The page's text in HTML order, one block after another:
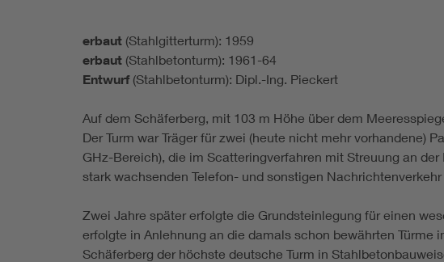
erbaut (Stahlgitterturm): 1959
erbaut (Stahlbetonturm): 1961-64
Entwurf(Stahlbetonturm): Dipl.-Ing. Pieckert
Auf dem Schäferberg, mit 103 m Höhe über dem
Der Turm war Träger für zwei (heute nicht mehr vorhandene)
GHz-Bereich), die im Scatteringverfahren mit Streuung an
stark wachsenden Telefon- und sonstigen
Zwei Jahre später erfolgte die Grundsteinlegung für einen
erfolgte in Anlehnung an die damals schon bewährten Türme
Schäferberg der höchste deutsche Turm in